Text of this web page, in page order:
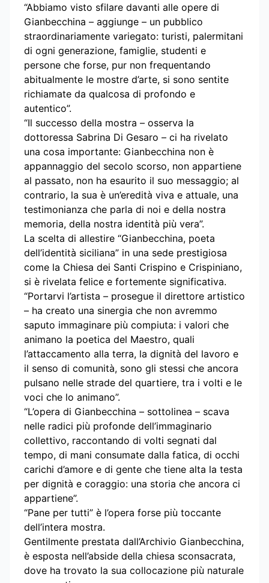
“Abbiamo visto sfilare davanti alle opere di
Gianbecchina – aggiunge – un pubblico
straordinariamente variegato: turisti, palermitani
di ogni generazione, famiglie, studenti e
persone che forse, pur non frequentando
abitualmente le mostre d’arte, si sono sentite
richiamate da qualcosa di profondo e
autentico”.
“Il successo della mostra – osserva la
dottoressa Sabrina Di Gesaro – ci ha rivelato
una cosa importante: Gianbecchina non è
appannaggio del secolo scorso, non appartiene
al passato, non ha esaurito il suo messaggio; al
contrario, la sua è un’eredità viva e attuale, una
testimonianza che parla di noi e della nostra
memoria, della nostra identità più vera”.
La scelta di allestire “Gianbecchina, poeta
dell’identità siciliana” in una sede prestigiosa
come la Chiesa dei Santi Crispino e Crispiniano,
si è rivelata felice e fortemente significativa.
“Portarvi l’artista – prosegue il direttore artistico
– ha creato una sinergia che non avremmo
saputo immaginare più compiuta: i valori che
animano la poetica del Maestro, quali
l’attaccamento alla terra, la dignità del lavoro e
il senso di comunità, sono gli stessi che ancora
pulsano nelle strade del quartiere, tra i volti e le
voci che lo animano”.
“L’opera di Gianbecchina – sottolinea – scava
nelle radici più profonde dell’immaginario
collettivo, raccontando di volti segnati dal
tempo, di mani consumate dalla fatica, di occhi
carichi d’amore e di gente che tiene alta la testa
per dignità e coraggio: una storia che ancora ci
appartiene”.
“Pane per tutti” è l’opera forse più toccante
dell’intera mostra.
Gentilmente prestata dall’Archivio Gianbecchina,
è esposta nell’abside della chiesa sconsacrata,
dove ha trovato la sua collocazione più naturale